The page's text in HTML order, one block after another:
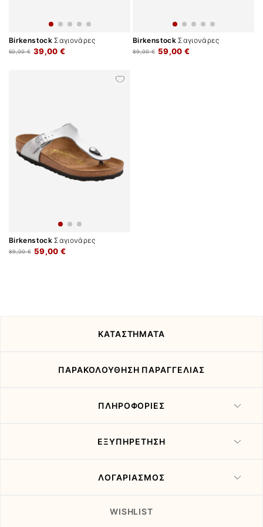
BirkenstockΣαγιονάρες
39,00 €
50,00 €
BirkenstockΣαγιονάρες
59,00 €
89,00 €
BirkenstockΣαγιονάρες
59,00 €
89,00 €
ΚΑΤΑΣΤΗΜΑΤΑ
ΠΑΡΑΚΟΛΟΥΘΗΣΗ ΠΑΡΑΓΓΕΛΙΑΣ
ΠΛΗΡΟΦΟΡΙΕΣ
ΕΞΥΠΗΡΕΤΗΣΗ
ΛΟΓΑΡΙΑΣΜΟΣ
WISHLIST